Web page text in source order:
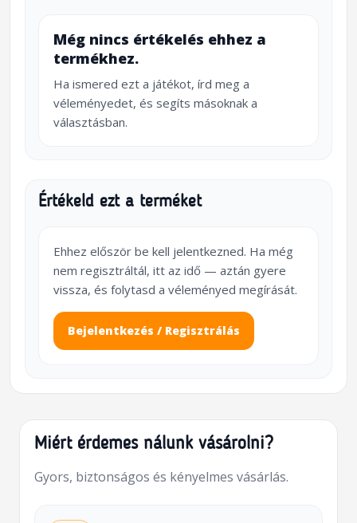
Még nincs értékelés ehhez a
termékhez.
Ha ismered ezt a játékot, írd meg a
véleményedet, és segíts másoknak a
választásban.
Értékeld ezt a terméket
Ehhez először be kell jelentkezned. Ha még
nem regisztráltál, itt az idő — aztán gyere
vissza, és folytasd a véleményed megírását.
Bejelentkezés / Regisztrálás
Miért érdemes nálunk vásárolni?
Gyors, biztonságos és kényelmes vásárlás.